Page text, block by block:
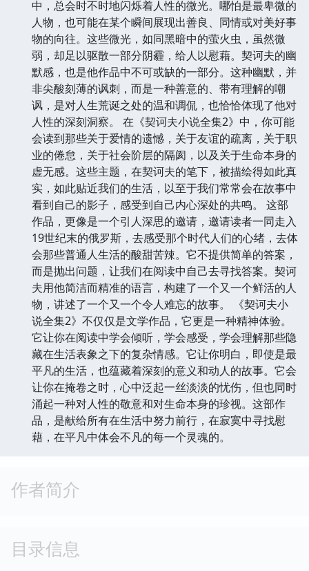
中，总会时不时地闪烁着人性的微光。哪怕是最卑微的
人物，也可能在某个瞬间展现出善良、同情或对美好事
物的向往。这些微光，如同黑暗中的萤火虫，虽然微
弱，却足以驱散一部分阴霾，给人以慰藉。契诃夫的幽
默感，也是他作品中不可或缺的一部分。这种幽默，并
非尖酸刻薄的讽刺，而是一种善意的、带有理解的嘲
讽，是对人生荒诞之处的温和调侃，也恰恰体现了他对
人性的深刻洞察。 在《契诃夫小说全集2》中，你可能
会读到那些关于爱情的遗憾，关于友谊的疏离，关于职
业的倦怠，关于社会阶层的隔阂，以及关于生命本身的
虚无感。这些主题，在契诃夫的笔下，被描绘得如此真
实，如此贴近我们的生活，以至于我们常常会在故事中
看到自己的影子，感受到自己内心深处的共鸣。 这部
作品，更像是一个引人深思的邀请，邀请读者一同走入
19世纪末的俄罗斯，去感受那个时代人们的心绪，去体
会那些普通人生活的酸甜苦辣。它不提供简单的答案，
而是抛出问题，让我们在阅读中自己去寻找答案。契诃
夫用他简洁而精准的语言，构建了一个又一个鲜活的人
物，讲述了一个又一个令人难忘的故事。 《契诃夫小
说全集2》不仅仅是文学作品，它更是一种精神体验。
它让你在阅读中学会倾听，学会感受，学会理解那些隐
藏在生活表象之下的复杂情感。它让你明白，即使是最
平凡的生活，也蕴藏着深刻的意义和动人的故事。它会
让你在掩卷之时，心中泛起一丝淡淡的忧伤，但也同时
涌起一种对人性的敬意和对生命本身的珍视。这部作
品，是献给所有在生活中努力前行，在寂寞中寻找慰
藉，在平凡中体会不凡的每一个灵魂的。
作者简介
目录信息